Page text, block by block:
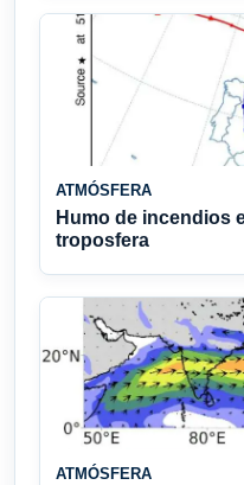
ATMÓSFERA
Humo de incendios
troposfera
ATMÓSFERA